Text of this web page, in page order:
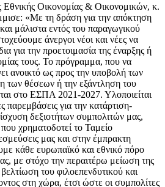
Οικονομίας & Οικονομικών, κ.
«Με τη δράση για την απόκτηση
μάλιστα εντός του παραγωγικού
άνεργοι νέοι και νέες να
για την προετοιμασία της έναρξης ή
τους. Το πρόγραμμα, που να
ανοικτό ως προς την υποβολή των
των θέσεων ή την εξάντληση του
στο ΕΣΠΑ 2021-2027. Υλοποιείται
για την κατάρτιση-
δεξιοτήτων συμπολιτών μας,
χρηματοδοτεί το Ταμείο
μας και στην έμπρακτη
κάθε ευρωπαϊκό και εθνικό πόρο
με στόχο την περαιτέρω μείωση της
του φιλοεπενδυτικού και
στη χώρα, έτσι ώστε οι συμπολίτες